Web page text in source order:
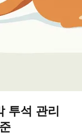
투석 관리